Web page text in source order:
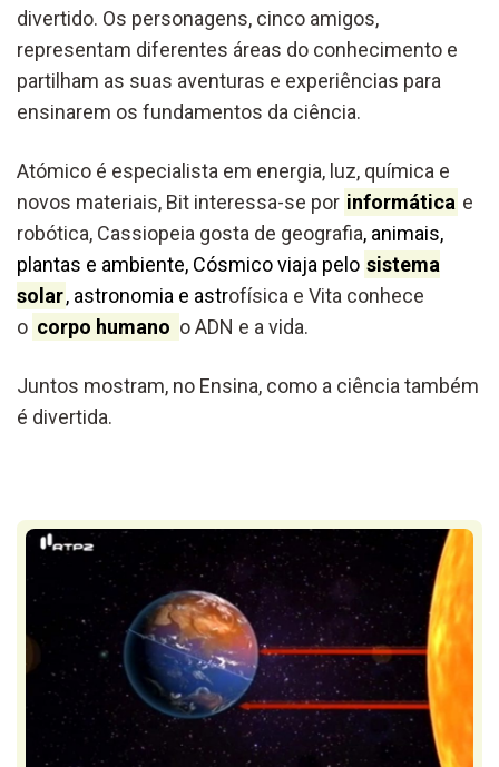
divertido. Os personagens, cinco amigos,
representam diferentes áreas do conhecimento e
partilham as suas aventuras e experiências para
ensinarem os fundamentos da ciência.
Atómico é especialista em energia, luz, química e
novos materiais, Bit interessa-se por informática e
robótica, Cassiopeia gosta de geografia, animais,
plantas e ambiente, Cósmico viaja pelo sistema
solar, astronomia e astrofísica e Vita conhece
o corpo humano o ADN e a vida.
Juntos mostram, no Ensina, como a ciência também
é divertida.